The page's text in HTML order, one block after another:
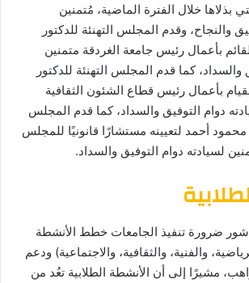
بذلاها خلال الفترة الماضية، مُتمنين
والنجاح، وقدم المجلس التهنئة للدكتور
بأعمال رئيس جامعة الغردقة متمنين
والسداد، كما قدم المجلس التهنئة للدكتور
بأعمال رئيس قطاع الشئون الثقافية
دوام التوفيق والسداد، كما قدم المجلس
محمود أحمد لتعيينه مستشارًا قانونيًا للمجلس
لسيادته دوام التوفيق والسداد.
ضرورة تنفيذ الجامعات خطط الأنشطة
والفنية، والثقافية، والاجتماعية) ودعم
مشيرًا إلى أن الأنشطة الطلابية تعُد من